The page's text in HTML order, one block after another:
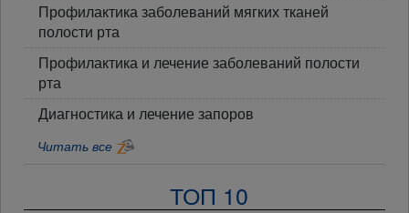
Профилактика заболеваний мягких тканей
полости рта
Профилактика и лечение заболеваний полости
рта
Диагностика и лечение запоров
Читать все
ТОП 10